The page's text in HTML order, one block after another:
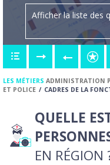
Afficher la liste des
LES MÉTIERS ADMINISTRATION
ET POLICE
CADRES DE LA
QUELLE
EN RÉGION